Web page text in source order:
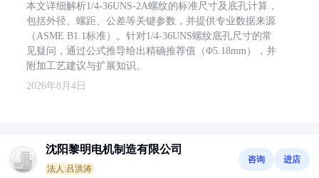
本文详细解析1/4-36UNS-2A螺纹的标准尺寸及底孔计算，
包括外径、螺距、公差等关键参数，并提供专业数据来源
（ASME B1.1标准）。针对1/4-36UNS螺纹底孔尺寸的常
见疑问，通过公式推导给出精确推荐值（Φ5.18mm），并
附加工艺建议与扩展知识。
2026年8月4日
沈阳黎明电机制造有限公司
法人:吕洪涛
咨询 进店